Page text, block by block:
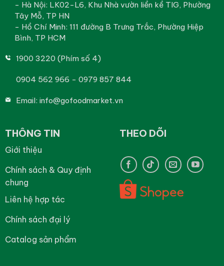
- Hà Nội: LK02-L6, Khu Nhà vườn liền kề TIG, Phường
Tây Mỗ, TP HN
- Hồ Chí Minh: 111 đường B Trưng Trắc, Phường Hiệp
Bình, TP HCM
1900 3220 (Phím số 4)
0904 562 966 - 0979 857 844
Email: info@gofoodmarket.vn
THÔNG TIN
Giới thiệu
Chính sách & Quy định
chung
Liên hệ hợp tác
Chính sách đại lý
Catalog sản phẩm
THEO DÕI